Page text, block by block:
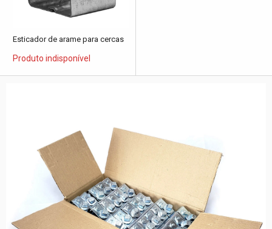
Esticador de arame para cercas
Produto indisponível